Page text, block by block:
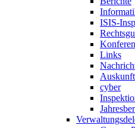
ISIS-
Links
cyber